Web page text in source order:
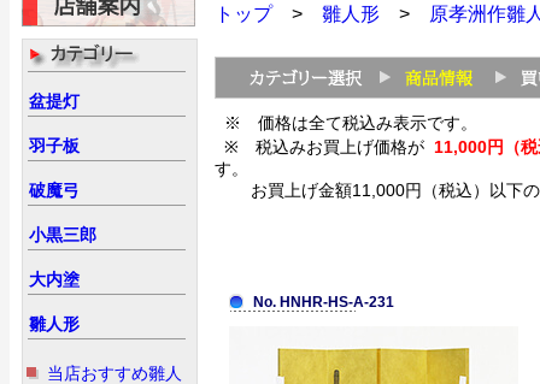
盆提灯
羽子板
破魔弓
小黒三郎
大内塗
雛人形
当店おすすめ雛人
トップ> 雛人形> 原孝洲作雛
※ 価格は全て税込み表示です。
※ 税込みお買上げ価格が 11,000円（
す。
お買上げ金額11,000円（税込）以下
No. HNHR-HS-A-231